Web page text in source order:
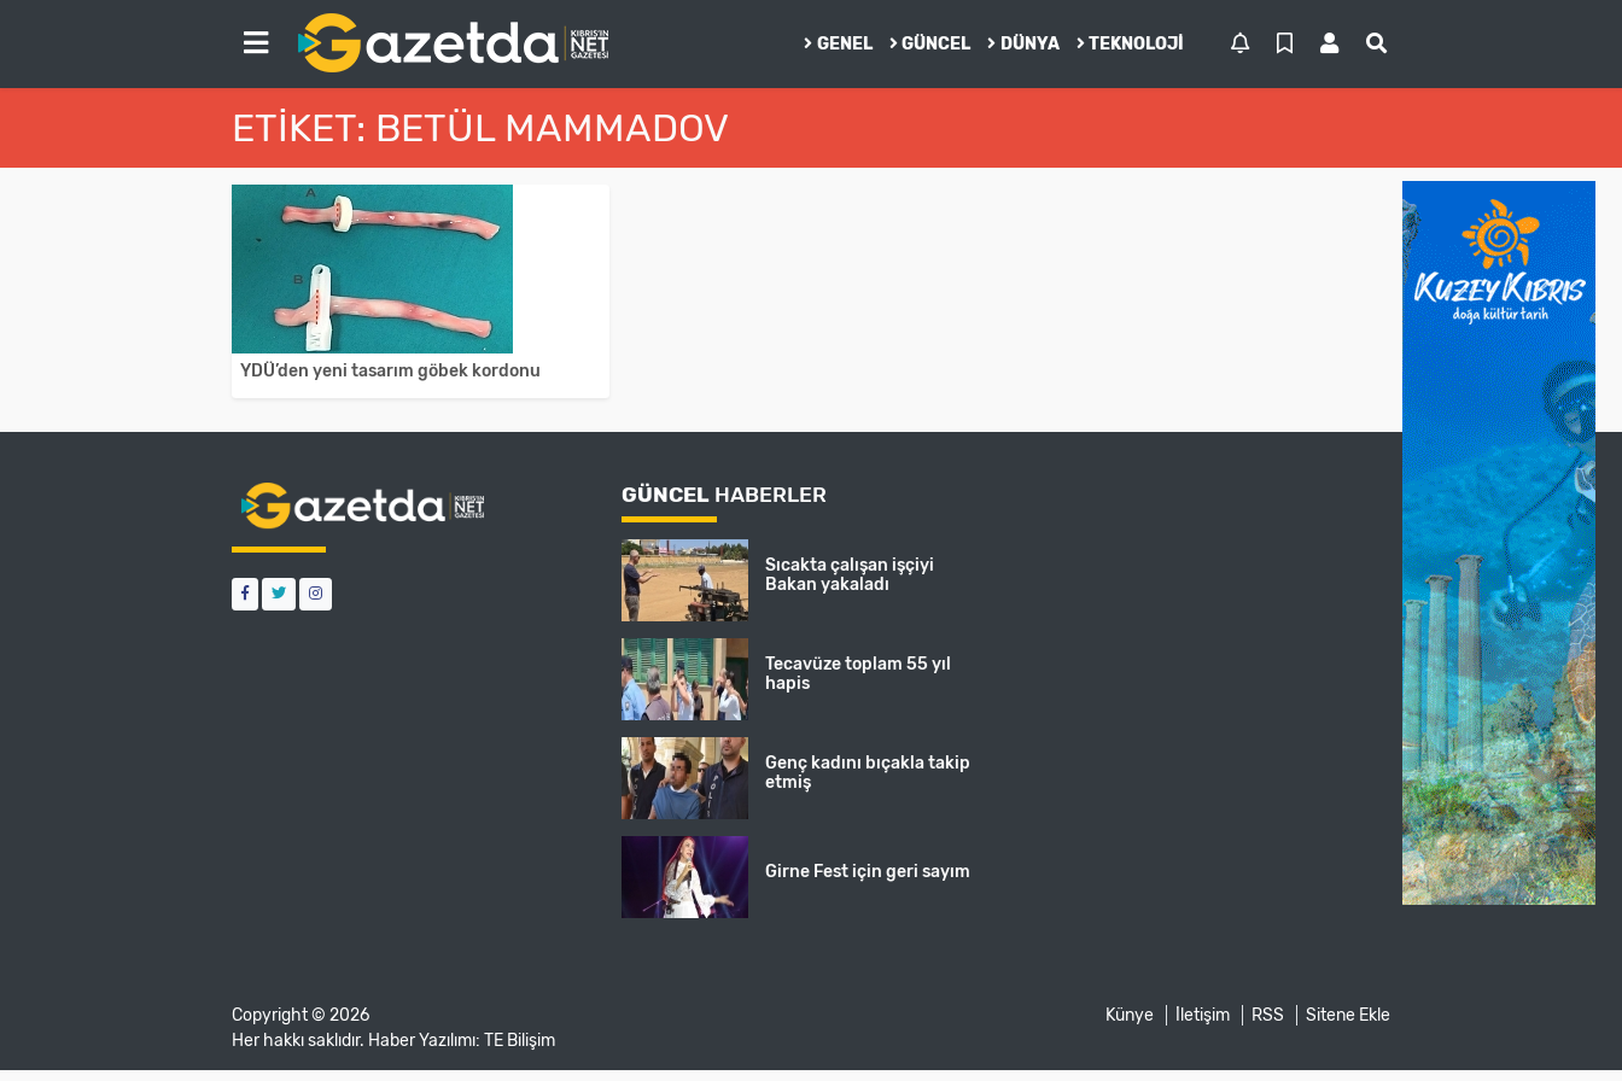
GENEL GÜNCEL DÜNYA TEKNOLOJI
ETIKET: BETÜL MAMMADOV
YDÜ’den yeni tasarım göbek kordonu
GÜNCEL HABERLER
Sıcakta çalışan işçiyi
Bakan yakaladı
Tecavüze toplam 55 yıl
hapis
Genç kadını bıçakla takip
etmiş
Girne Fest için geri sayım
Copyright © 2026
Her hakkı saklıdır. Haber Yazılımı: TE Bilişim
Künye İletişim RSS Sitene Ekle